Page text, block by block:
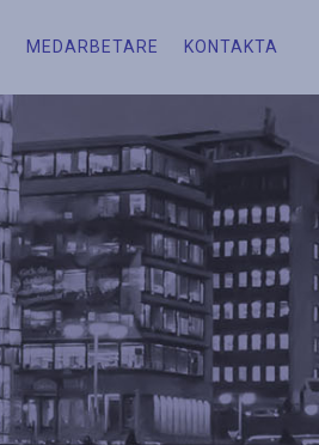
MEDARBETARE KONTAKTA